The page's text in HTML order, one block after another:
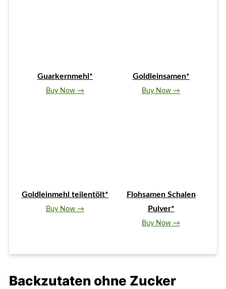
Guarkernmehl*
Buy Now →
Goldleinsamen*
Buy Now →
Goldleinmehl teilentölt*
Buy Now →
Flohsamen Schalen
Pulver*
Buy Now →
Backzutaten ohne Zucker